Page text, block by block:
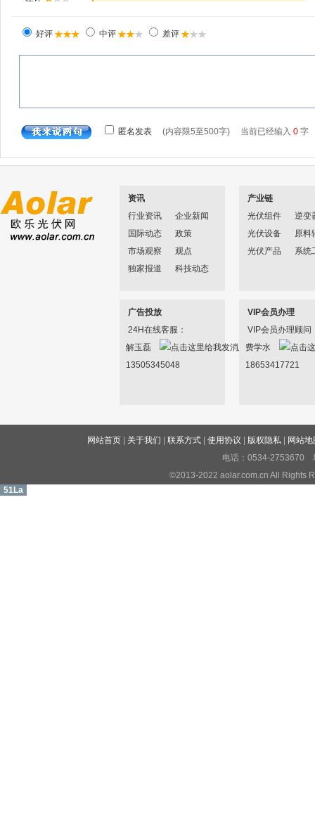
资讯
行业资讯
企业新闻
国际动态
政策
市场观察
观点
独家报道
科技动态
产业链
光伏组件
逆变
光伏设备
原料
光伏产品
系统
广告投放
24H在线客服：
解玉磊
13505345048
VIP会员办理
VIP会员办理顾问
费学水
18653417721
网站首页 关于我们 |联系方式 |使用协议 版权隐私
网站地
电话：0534-2753670
©2013-2022 aolar.com.cn All Rights
51La